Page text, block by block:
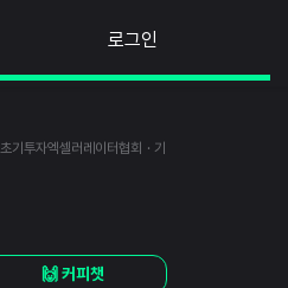
로그인
초기투자엑셀러레이터협회 · 기
🙌 커피챗